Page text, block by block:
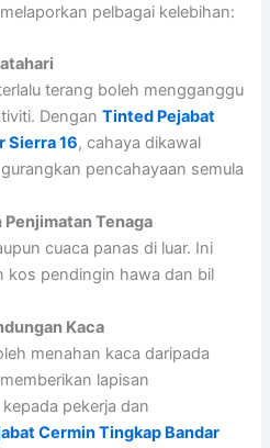
melaporkan pelbagai kelebihan:
terang boleh mengganggu
DenganTinted Pejabat
Sierra 16, cahaya dikawal
pencahayaan semula
Penjimatan Tenaga
cuaca panas di luar. Ini
kos pendingin hawa dan bil
Kaca
menahan kaca daripada
lapisan
pekerja dan
Cermin Tingkap Bandar